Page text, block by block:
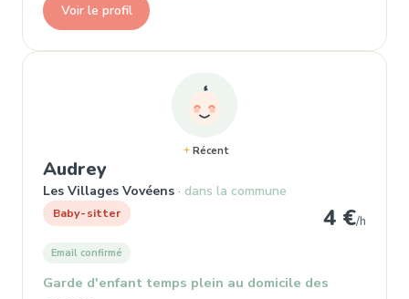
Voir le profil
Récent
Audrey, Baby-sitter
Les Villages Vovéens dans la commune
Baby-sitter 4 €/h
Email confirmé
Garde d'enfant temps plein au domicile des